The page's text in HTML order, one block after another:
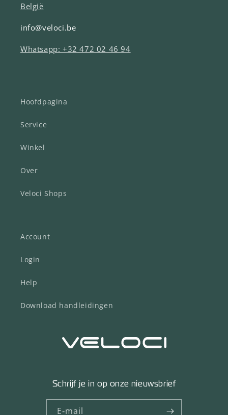
België
info@veloci.be
Whatsapp: +32 472 02 46 94
Hoofdpagina
Service
Winkel
Over
Veloci Shops
Account
Login
Help
Download handleidingen
Schrijf je in op onze nieuwsbrief
E‑mail